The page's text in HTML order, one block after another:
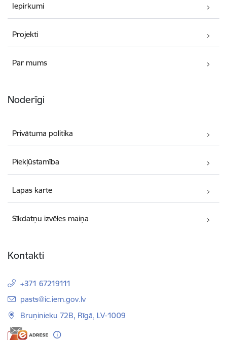
Iepirkumi
Projekti
Par mums
Noderīgi
Privātuma politika
Piekļūstamība
Lapas karte
Sīkdatņu izvēles maiņa
Kontakti
+371 67219111
E-pasts:
pasts@ic.iem.gov.lv
Bruņinieku 72B, Rīgā, LV-1009